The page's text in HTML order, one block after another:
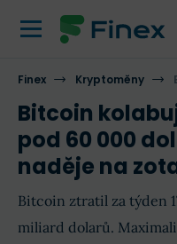
Finex Kryptoměny
Bitcoin
pod 60 000
naděje na
Bitcoin ztratil za týden
miliard dolarů.